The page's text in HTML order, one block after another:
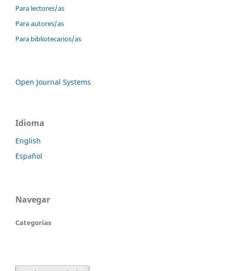
Para lectores/as
Para autores/as
Para bibliotecarios/as
Open Journal Systems
Idioma
English
Español
Navegar
Categorías